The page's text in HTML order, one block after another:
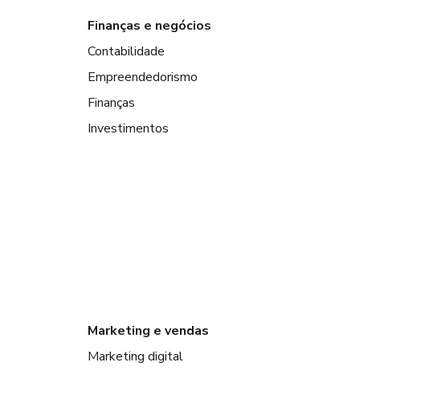
Finanças e negócios
Contabilidade
Empreendedorismo
Finanças
Investimentos
Marketing e vendas
Marketing digital